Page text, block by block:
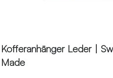
Kofferanhänger Leder |
Made